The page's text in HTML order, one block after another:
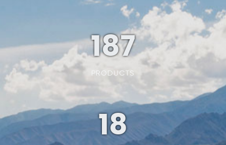
187
PRODUCTS
19